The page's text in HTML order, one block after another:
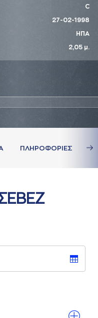
C
27-02-1998
ΗΠΑ
2,05 μ.
ΠΛΗΡΟΦΟΡΙΕΣ